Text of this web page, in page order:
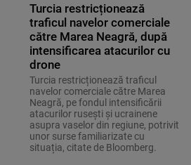
Turcia restricționează
traficul navelor comerciale
către Marea Neagră, după
intensificarea atacurilor cu
drone
Turcia restricționează traficul
navelor comerciale către Marea
Neagră, pe fondul intensificării
atacurilor rusești și ucrainene
asupra vaselor din regiune, potrivit
unor surse familiarizate cu
situația, citate de Bloomberg.